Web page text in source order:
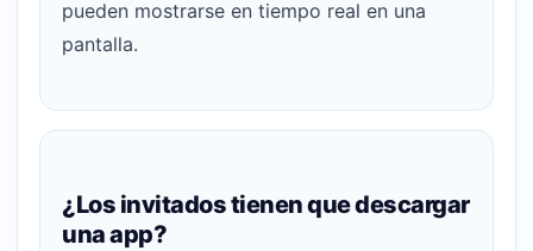
pueden mostrarse en tiempo real en una
pantalla.
¿Los invitados tienen que descargar
una app?